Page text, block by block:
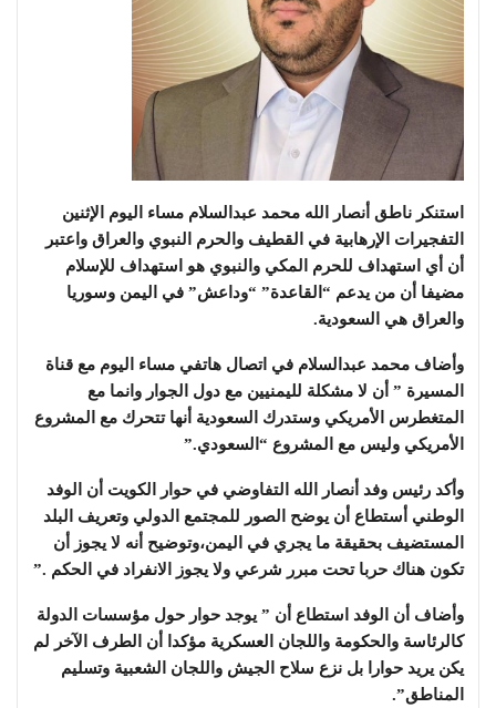
استنكر ناطق أنصار الله محمد عبدالسلام مساء اليوم الإثنين
التفجيرات الإرهابية في القطيف والحرم النبوي والعراق واعتبر
أن أي استهداف للحرم المكي والنبوي هو استهداف للإسلام
مضيفا أن من يدعم “القاعدة” “وداعش” في اليمن وسوريا
والعراق هي السعودية.
وأضاف محمد عبدالسلام في اتصال هاتفي مساء اليوم مع قناة
المسيرة ” أن لا مشكلة لليمنيين مع دول الجوار وانما مع
المتغطرس الأمريكي وستدرك السعودية أنها تتحرك مع المشروع
الأمريكي وليس مع المشروع “السعودي.”
وأكد رئيس وفد أنصار الله التفاوضي في حوار الكويت أن الوفد
الوطني أستطاع أن يوضح الصور للمجتمع الدولي وتعريف البلد
المستضيف بحقيقة ما يجري في اليمن،وتوضيح أنه لا يجوز أن
تكون هناك حربا تحت مبرر شرعي ولا يجوز الانفراد في الحكم .”
وأضاف أن الوفد استطاع أن ” يوجد حوار حول مؤسسات الدولة
كالرئاسة والحكومة واللجان العسكرية مؤكدا أن الطرف الآخر لم
يكن يريد حوارا بل نزع سلاح الجيش واللجان الشعبية وتسليم
المناطق”.